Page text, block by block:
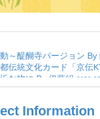
Information